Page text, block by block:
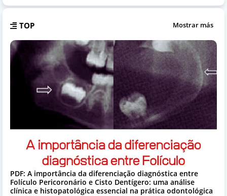
TOP Mostrar más
PDF: A importância da diferenciação diagnóstica entre
Folículo Pericoronário e Cisto Dentígero: uma análise
clínica e histopatológica essencial na prática odontológica